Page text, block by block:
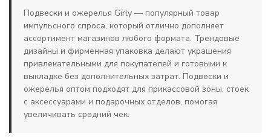
Подвески и ожерелья Girly — популярный товар
импульсного спроса, который отлично дополняет
ассортимент магазинов любого формата. Трендовые
дизайны и фирменная упаковка делают украшения
привлекательными для покупателей и готовыми к
выкладке без дополнительных затрат. Подвески и
ожерелья оптом подходят для прикассовой зоны, стоек
с аксессуарами и подарочных отделов, помогая
увеличивать средний чек.